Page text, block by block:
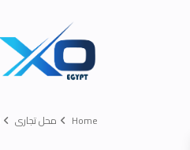
Home محل تجارى